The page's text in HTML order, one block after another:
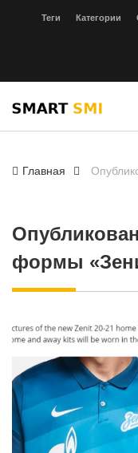
Теги Категории
Главная
формы